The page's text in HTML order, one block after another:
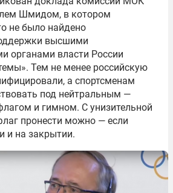
Шмидом, в котором
не было найдено
высшими
органами власти России
Тем не менее российскую
а спортсменам
под нейтральным —
и гимном. С унизительной
пронести можно — если
и на закрытии.